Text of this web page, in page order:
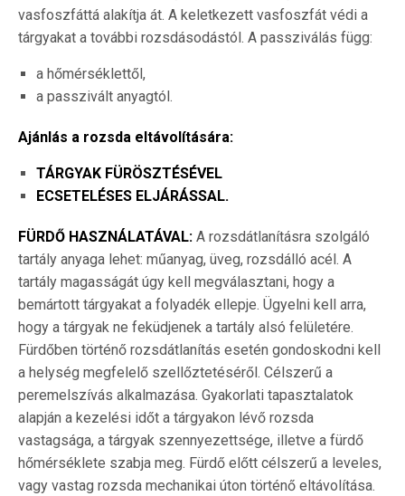
vasfoszfáttá alakítja át. A keletkezett vasfoszfát védi a
tárgyakat a további rozsdásodástól. A passziválás függ:
a hőmérséklettől,
a passzivált anyagtól.
Ajánlás a rozsda eltávolítására:
TÁRGYAK FÜRÖSZTÉSÉVEL
ECSETELÉSES ELJÁRÁSSAL.
FÜRDŐ HASZNÁLATÁVAL: A rozsdátlanításra szolgáló
tartály anyaga lehet: műanyag, üveg, rozsdálló acél. A
tartály magasságát úgy kell megválasztani, hogy a
bemártott tárgyakat a folyadék ellepje. Ügyelni kell arra,
hogy a tárgyak ne feküdjenek a tartály alsó felületére.
Fürdőben történő rozsdátlanítás esetén gondoskodni kell
a helység megfelelő szellőztetéséről. Célszerű a
peremelszívás alkalmazása. Gyakorlati tapasztalatok
alapján a kezelési időt a tárgyakon lévő rozsda
vastagsága, a tárgyak szennyezettsége, illetve a fürdő
hőmérséklete szabja meg. Fürdő előtt célszerű a leveles,
vagy vastag rozsda mechanikai úton történő eltávolítása.